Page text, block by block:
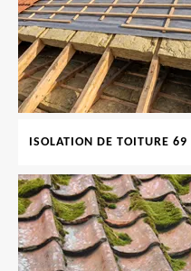
ISOLATION DE TOITURE 69